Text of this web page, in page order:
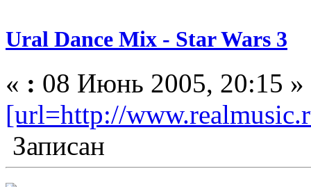
Ural Dance Mix - Star Wars 3
« : 08 Июнь 2005, 20:15 »
[url=http://
Записан